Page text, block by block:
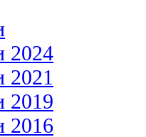
2024
2021
2019
2016